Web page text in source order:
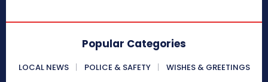
Popular Categories
LOCAL NEWS POLICE & SAFETY
WISHES & GREETINGS